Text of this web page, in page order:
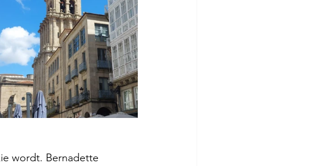
wordt. Bernadette